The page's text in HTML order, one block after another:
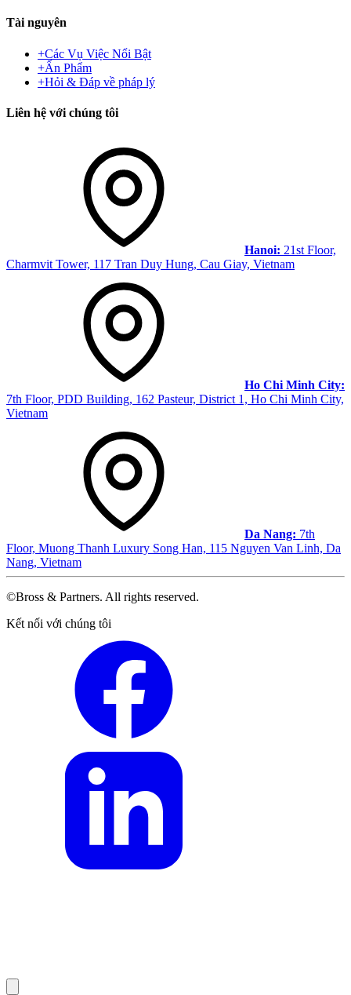
Tài nguyên
+Các Vụ Việc Nổi Bật
+Ấn Phẩm
+Hỏi & Đáp về pháp lý
Liên hệ với chúng tôi
Hanoi: 21st Floor,
Charmvit Tower, 117 Tran Duy Hung, Cau Giay, Vietnam
Ho Chi Minh City:
7th Floor, PDD Building, 162 Pasteur, District 1, Ho Chi Minh City,
Vietnam
Da Nang: 7th
Floor, Muong Thanh Luxury Song Han, 115 Nguyen Van Linh, Da
Nang, Vietnam
©Bross & Partners. All rights reserved.
Kết nối với chúng tôi